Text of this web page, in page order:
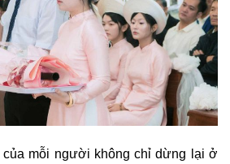
mỗi người không chỉ dừng lại ở